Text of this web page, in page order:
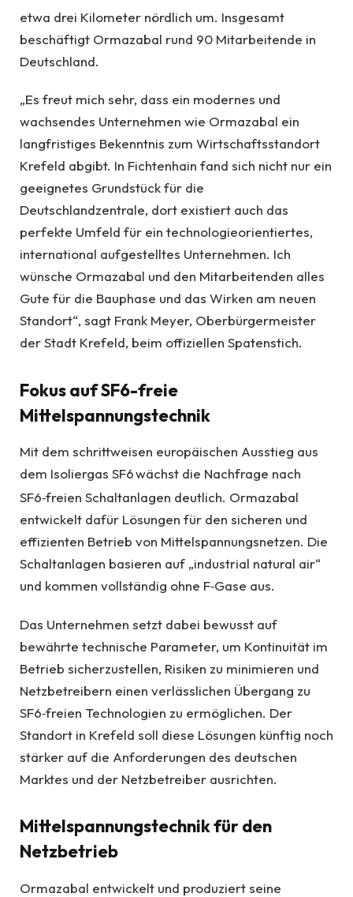
etwa drei Kilometer nördlich um. Insgesamt
beschäftigt Ormazabal rund 90 Mitarbeitende in
Deutschland.
„Es freut mich sehr, dass ein modernes und
wachsendes Unternehmen wie Ormazabal ein
langfristiges Bekenntnis zum Wirtschaftsstandort
Krefeld abgibt. In Fichtenhain fand sich nicht nur ein
geeignetes Grundstück für die
Deutschlandzentrale, dort existiert auch das
perfekte Umfeld für ein technologieorientiertes,
international aufgestelltes Unternehmen. Ich
wünsche Ormazabal und den Mitarbeitenden alles
Gute für die Bauphase und das Wirken am neuen
Standort“, sagt Frank Meyer, Oberbürgermeister
der Stadt Krefeld, beim offiziellen Spatenstich.
Fokus auf SF6-freie
Mittelspannungstechnik
Mit dem schrittweisen europäischen Ausstieg aus
dem Isoliergas SF6wächst die Nachfrage nach
SF6‑freien Schaltanlagen deutlich. Ormazabal
entwickelt dafür Lösungen für den sicheren und
effizienten Betrieb von Mittelspannungsnetzen. Die
Schaltanlagen basieren auf „industrial natural air“
und kommen vollständig ohne F‑Gase aus.
Das Unternehmen setzt dabei bewusst auf
bewährte technische Parameter, um Kontinuität im
Betrieb sicherzustellen, Risiken zu minimieren und
Netzbetreibern einen verlässlichen Übergang zu
SF6‑freien Technologien zu ermöglichen. Der
Standort in Krefeld soll diese Lösungen künftig noch
stärker auf die Anforderungen des deutschen
Marktes und der Netzbetreiber ausrichten.
Mittelspannungstechnik für den
Netzbetrieb
Ormazabal entwickelt und produziert seine